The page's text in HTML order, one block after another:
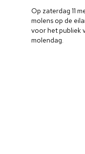
Op zaterdag 11
molens op de
voor het publiek
molendag.